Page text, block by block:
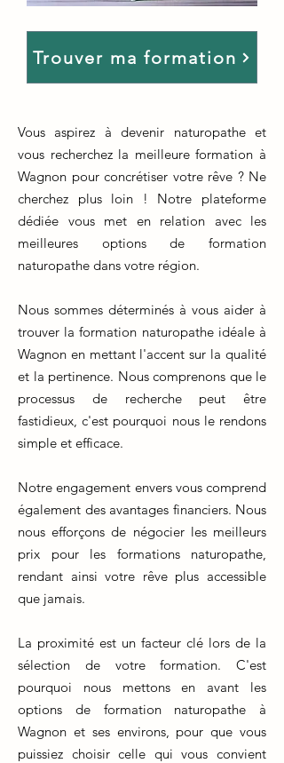
Trouver ma formation
Vous aspirez à devenir naturopathe et
vous recherchez la meilleure formation à
Wagnon pour concrétiser votre rêve ? Ne
cherchez plus loin ! Notre plateforme
dédiée vous met en relation avec les
meilleures options de formation
naturopathe dans votre région.
Nous sommes déterminés à vous aider à
trouver la formation naturopathe idéale à
Wagnon en mettant l'accent sur la qualité
et la pertinence. Nous comprenons que le
processus de recherche peut être
fastidieux, c'est pourquoi nous le rendons
simple et efficace.
Notre engagement envers vous comprend
également des avantages financiers. Nous
nous efforçons de négocier les meilleurs
prix pour les formations naturopathe,
rendant ainsi votre rêve plus accessible
que jamais.
La proximité est un facteur clé lors de la
sélection de votre formation. C'est
pourquoi nous mettons en avant les
options de formation naturopathe à
Wagnon et ses environs, pour que vous
puissiez choisir celle qui vous convient